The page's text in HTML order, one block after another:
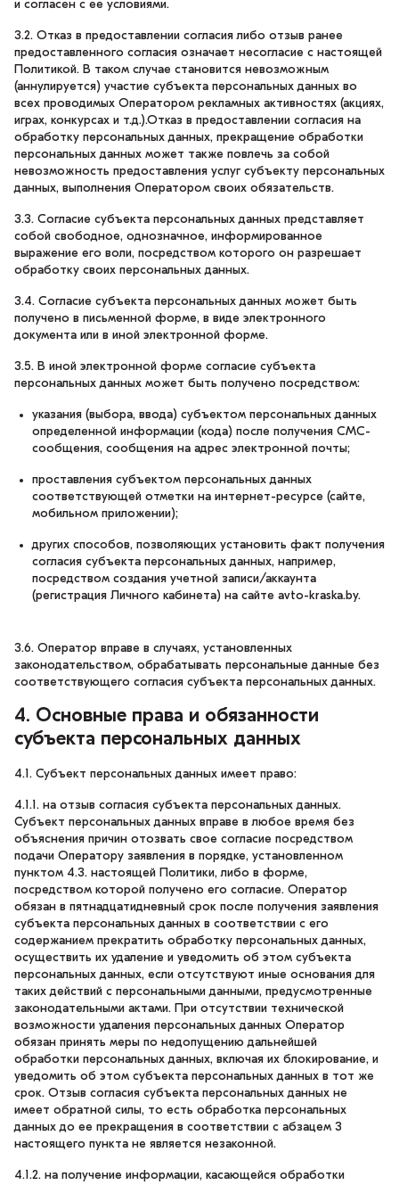
и согласен с ее условиями.
3.2. Отказ в предоставлении согласия либо отзыв ранее
предоставленного согласия означает несогласие с настоящей
Политикой. В таком случае становится невозможным
(аннулируется) участие субъекта персональных данных во
всех проводимых Оператором рекламных активностях (акциях,
играх, конкурсах и т.д.).Отказ в предоставлении согласия на
обработку персональных данных, прекращение обработки
персональных данных может также повлечь за собой
невозможность предоставления услуг субъекту персональных
данных, выполнения Оператором своих обязательств.
3.3. Согласие субъекта персональных данных представляет
собой свободное, однозначное, информированное
выражение его воли, посредством которого он разрешает
обработку своих персональных данных.
3.4. Согласие субъекта персональных данных может быть
получено в письменной форме, в виде электронного
документа или в иной электронной форме.
3.5. В иной электронной форме согласие субъекта
персональных данных может быть получено посредством:
указания (выбора, ввода) субъектом персональных данных
определенной информации (кода) после получения CMC-
сообщения, сообщения на адрес электронной почты;
проставления субъектом персональных данных
соответствующей отметки на интернет-ресурсе (сайте,
мобильном приложении);
других способов, позволяющих установить факт получения
согласия субъекта персональных данных, например,
посредством создания учетной записи/аккаунта
(регистрация Личного кабинета) на сайте avto-kraska.by.
3.6. Оператор вправе в случаях, установленных
законодательством, обрабатывать персональные данные без
соответствующего согласия субъекта персональных данных.
4. Основные права и обязанности
субъекта персональных данных
4.1. Субъект персональных данных имеет право:
4.1.1. на отзыв согласия субъекта персональных данных.
Субъект персональных данных вправе в любое время без
объяснения причин отозвать свое согласие посредством
подачи Оператору заявления в порядке, установленном
пунктом 4.3. настоящей Политики, либо в форме,
посредством которой получено его согласие. Оператор
обязан в пятнадцатидневный срок после получения заявления
субъекта персональных данных в соответствии с его
содержанием прекратить обработку персональных данных,
осуществить их удаление и уведомить об этом субъекта
персональных данных, если отсутствуют иные основания для
таких действий с персональными данными, предусмотренные
законодательными актами. При отсутствии технической
возможности удаления персональных данных Оператор
обязан принять меры по недопущению дальнейшей
обработки персональных данных, включая их блокирование, и
уведомить об этом субъекта персональных данных в тот же
срок. Отзыв согласия субъекта персональных данных не
имеет обратной силы, то есть обработка персональных
данных до ее прекращения в соответствии с абзацем 3
настоящего пункта не является незаконной.
4.1.2. на получение информации, касающейся обработки